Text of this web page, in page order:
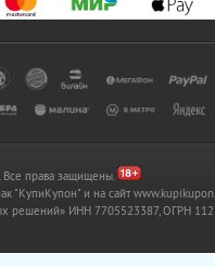
права защищены.
"КупиКупон" и на сайт
решений» ИНН 7705523387, ОГРН